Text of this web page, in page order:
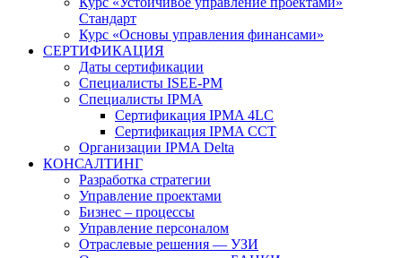
Стандарт
Курс «Основы управления финансами»
СЕРТИФИКАЦИЯ
Даты сертификации
Специалисты ISEE-PM
Специалисты IPMA
Сертификация IPMA 4LC
Сертификация IPMA CCT
Организации IPMA Delta
КОНСАЛТИНГ
Разработка стратегии
Управление проектами
Бизнес – процессы
Управление персоналом
Отраслевые решения — УЗИ